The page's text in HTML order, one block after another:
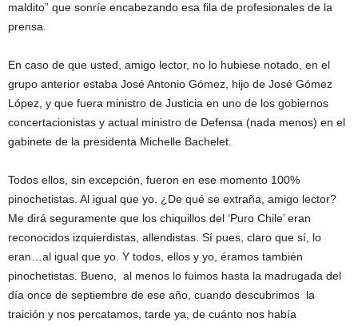
maldito” que sonríe encabezando esa fila de profesionales de la
prensa.
En caso de que usted, amigo lector, no lo hubiese notado, en el
grupo anterior estaba José Antonio Gómez, hijo de José Gómez
López, y que fuera ministro de Justicia en uno de los gobiernos
concertacionistas y actual ministro de Defensa (nada menos) en el
gabinete de la presidenta Michelle Bachelet.
Todos ellos, sin excepción, fueron en ese momento 100%
pinochetistas. Al igual que yo. ¿De qué se extraña, amigo lector?
Me dirá seguramente que los chiquillos del ‘Puro Chile’ eran
reconocidos izquierdistas, allendistas. Sí pues, claro que sí, lo
eran…al igual que yo. Y todos, ellos y yo, éramos también
pinochetistas. Bueno, al menos lo fuimos hasta la madrugada del
día once de septiembre de ese año, cuando descubrimos la
traición y nos percatamos, tarde ya, de cuánto nos había